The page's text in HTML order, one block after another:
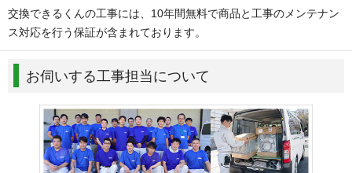
交換できるくんの工事には、10年間無料で商品と工事のメンテナン
ス対応を行う保証が含まれております。
お伺いする工事担当について